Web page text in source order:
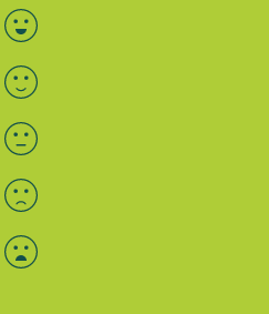
Bewertung auswählen